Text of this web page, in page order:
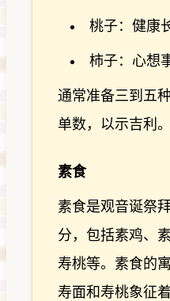
桃子：健康
柿子：心想
通常准备三到五
单数，以示吉利。
素食
素食是观音诞祭
分，包括素鸡、
寿桃等。素食的
寿面和寿桃象征